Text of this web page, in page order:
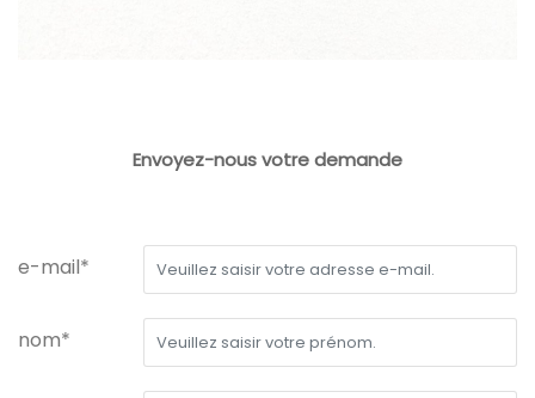
Envoyez-nous votre demande
e-mail*
nom*